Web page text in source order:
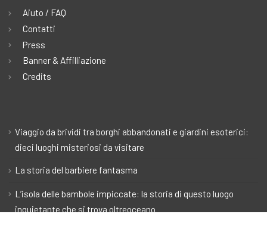
Aiuto / FAQ
Contatti
Press
Banner & Affilliazione
Credits
Viaggio da brividi tra borghi abbandonati e giardini esoterici:
dieci luoghi misteriosi da visitare
La storia del barbiere fantasma
L’isola delle bambole impiccate: la storia di questo luogo
inquietante che si trova oltreoceano